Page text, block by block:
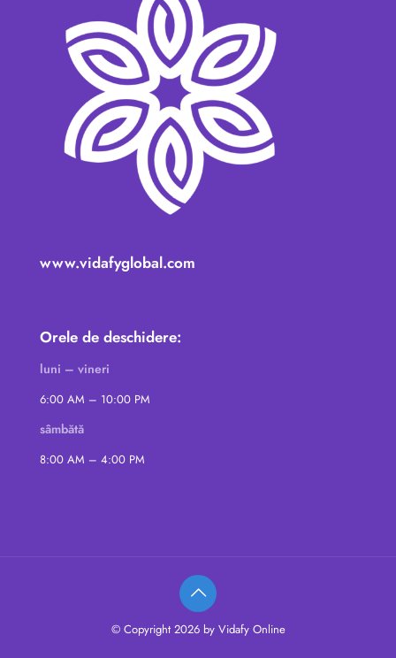
www.vidafyglobal.com
Orele de deschidere:
luni – vineri
6:00 AM – 10:00 PM
sâmbătă
8:00 AM – 4:00 PM
© Copyright 2026 by Vidafy Online